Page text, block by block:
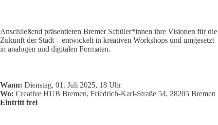
Anschließend präsentieren Bremer Schüler*innen ihre Visionen für die
Zukunft der Stadt – entwickelt in kreativen Workshops und umgesetzt
in analogen und digitalen Formaten.
Wann: Dienstag, 01. Juli 2025, 18 Uhr
Wo: Creative HUB Bremen, Friedrich-Karl-Straße 54, 28205 Bremen
Eintritt frei